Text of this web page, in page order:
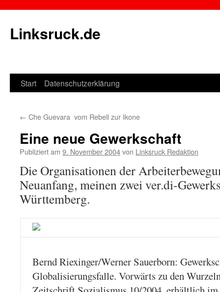
Linksruck.de
Springe
Inhalt
Start Datenschutzerklärung
← Che Guevara  vom Rebell zur Ikone
Eine neue Gewerkschaft
Publiziert am 9. November 2004von Linksruck Redaktion
Die Organisationen der
Neuanfang, meinen zwei ver.di-
Württemberg.
Bernd Riexinger/Werner Sauerborn:
Globalisierungsfalle. Vorwärts zu den